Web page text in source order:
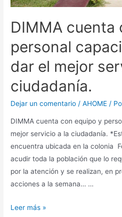
DIMMA cuenta
personal
dar el mejor
ciudadanía.
Dejar un comentario /AHOME /
DIMMA cuenta con equipo y
mejor servicio a la ciudadanía.
encuentra ubicada en la colonia
acudir toda la población que lo
por la atención y se realizan, en
acciones a la semana… …
Leer más »